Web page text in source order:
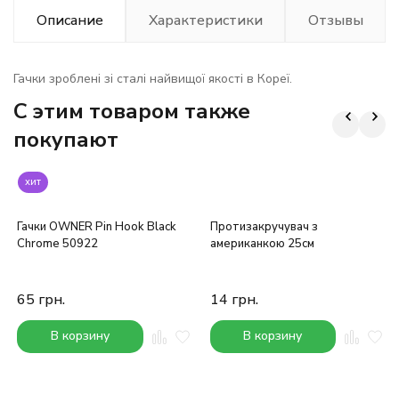
Описание Характеристики Отзывы
Гачки зроблені зі сталі найвищої якості в Кореї.
C этим товаром также
покупают
хит
Гачки OWNER Pin Hook Black
Chrome 50922
65 грн.
В корзину
Протизакручувач з
американкою 25см
14 грн.
В корзину